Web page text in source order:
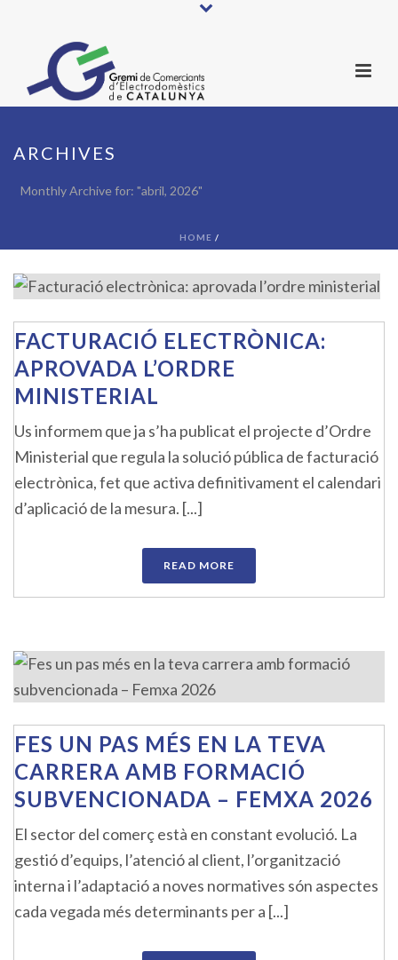
ARCHIVES
Monthly Archive for: "abril, 2026"
HOME /
FACTURACIÓ ELECTRÒNICA:
APROVADA L’ORDRE
MINISTERIAL
Us informem que ja s’ha publicat el projecte d’Ordre
Ministerial que regula la solució pública de facturació
electrònica, fet que activa definitivament el calendari
d’aplicació de la mesura. [...]
READ MORE
FES UN PAS MÉS EN LA TEVA
CARRERA AMB FORMACIÓ
SUBVENCIONADA – FEMXA 2026
El sector del comerç està en constant evolució. La
gestió d’equips, l’atenció al client, l’organització
interna i l’adaptació a noves normatives són aspectes
cada vegada més determinants per a [...]